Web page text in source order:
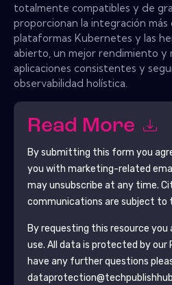
totalmente compatibles y de
proporcionan la integración más
plataformas Kubernetes y las
abierto, un mejor rendimiento y
aplicaciones consistentes y
observabilidad holística.
Read More
By submitting this form you
you with marketing-related
may unsubscribe at any time.
communications are subject to
By requesting this resource
use. All data is protected by our
have any further questions